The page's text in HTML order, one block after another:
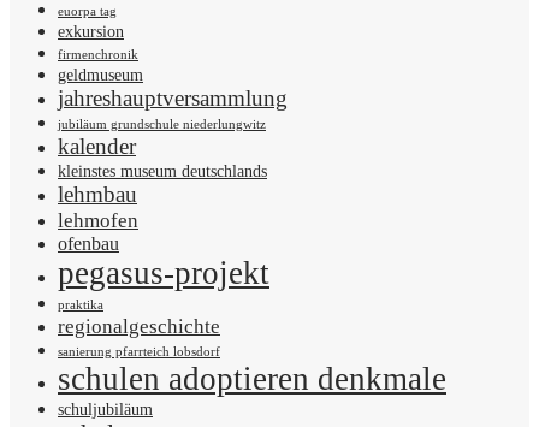
euorpa tag
exkursion
firmenchronik
geldmuseum
jahreshauptversammlung
jubiläum grundschule niederlungwitz
kalender
kleinstes museum deutschlands
lehmbau
lehmofen
ofenbau
pegasus-projekt
praktika
regionalgeschichte
sanierung pfarrteich lobsdorf
schulen adoptieren denkmale
schuljubiläum